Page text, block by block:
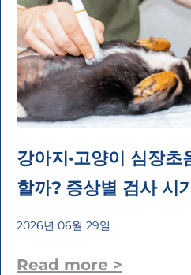
강아지·고양이 심장초
할까? 증상별 검사 시
2026년 06월 29일
Read more >